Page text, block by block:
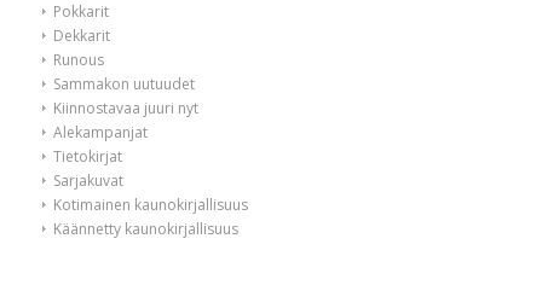
Pokkarit
Dekkarit
Runous
Sammakon uutuudet
Kiinnostavaa juuri nyt
Alekampanjat
Tietokirjat
Sarjakuvat
Kotimainen kaunokirjallisuus
Käännetty kaunokirjallisuus